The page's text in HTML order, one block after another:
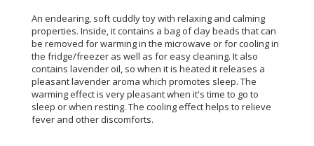
An endearing, soft cuddly toy with relaxing and calming
properties. Inside, it contains a bag of clay beads that can
be removed for warming in the microwave or for cooling in
the fridge/freezer as well as for easy cleaning. It also
contains lavender oil, so when it is heated it releases a
pleasant lavender aroma which promotes sleep. The
warming effect is very pleasant when it's time to go to
sleep or when resting. The cooling effect helps to relieve
fever and other discomforts.